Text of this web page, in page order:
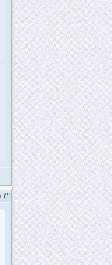
۲۲ مهر ۱۳۸۹, ۰۹:۳۷ ب.ظ